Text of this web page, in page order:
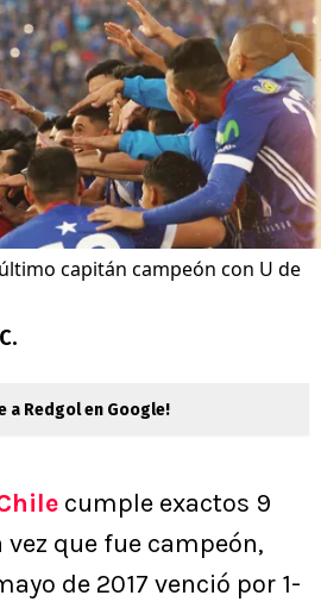
capitán campeón con U de
a Redgol en Google!
cumple exactos 9
que fue campeón,
de 2017 venció por 1-